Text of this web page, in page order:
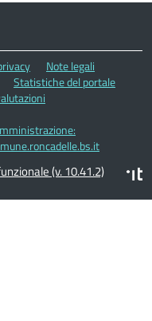
Note legali
Statistiche del portale
(v. 10.41.2)